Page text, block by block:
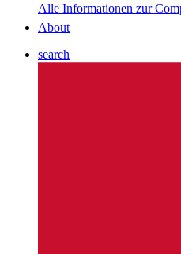
Alle Informationen zur
About
search